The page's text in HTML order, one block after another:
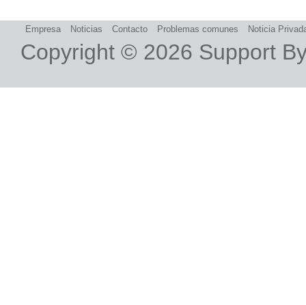
Empresa Noticias Contacto Problemas comunes Noticia
Copyright © 2026 Support